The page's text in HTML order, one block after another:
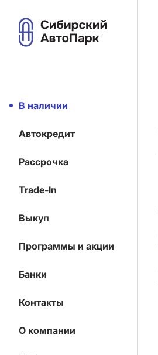
В наличии
Автокредит
Рассрочка
Trade-In
Выкуп
Программы и акции
Банки
Контакты
О компании